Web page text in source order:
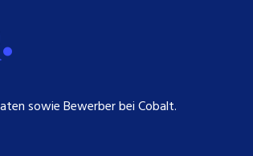
sowie Bewerber bei Cobalt.